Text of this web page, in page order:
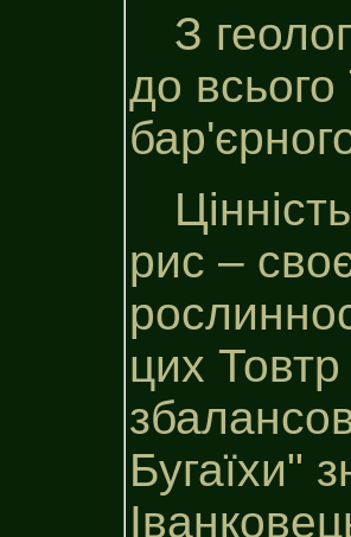
З
до
рис –
цих Товтр
Бугаїхи"